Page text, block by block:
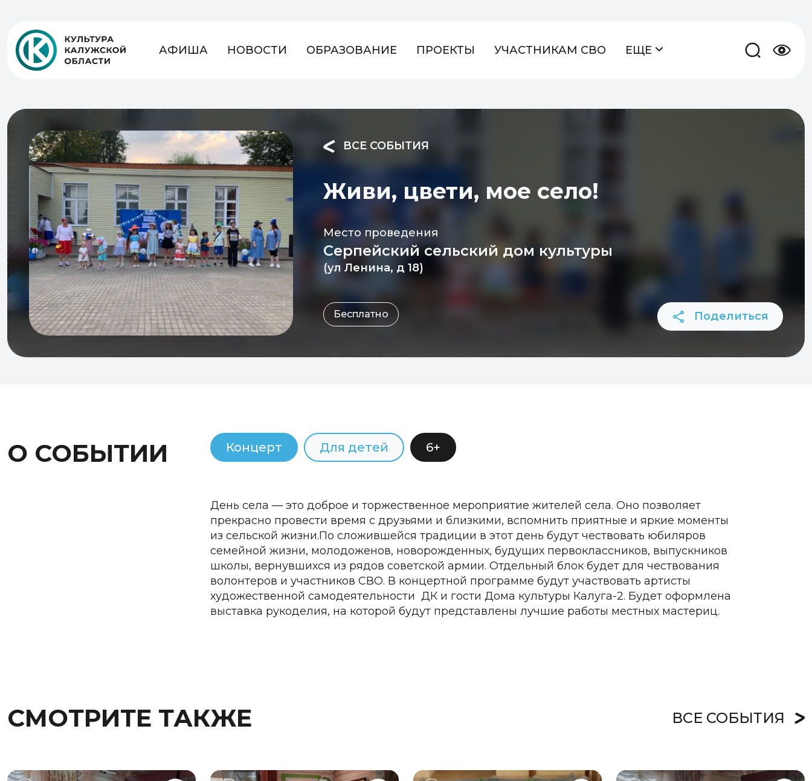
АФИША НОВОСТИ ОБРАЗОВАНИЕ ПРОЕКТЫ УЧАСТНИКАМ СВО ЕЩЕ
ВСЕ СОБЫТИЯ
Живи, цвети, мое село!
Место проведения
Серпейский сельский дом культуры
(ул Ленина, д 18)
Бесплатно Поделиться
О СОБЫТИИ Концерт Для детей 6+
День села — это доброе и торжественное мероприятие жителей села. Оно позволяет
прекрасно провести время с друзьями и близкими, вспомнить приятные и яркие моменты
из сельской жизни.По сложившейся традиции в этот день будут чествовать юбиляров
семейной жизни, молодоженов, новорожденных, будущих первоклассников, выпускников
школы, вернувшихся из рядов советской армии. Отдельный блок будет для чествования
волонтеров и участников СВО. В концертной программе будут участвовать артисты
художественной самодеятельности ДК и гости Дома культуры Калуга-2. Будет оформлена
выставка рукоделия, на которой будут представлены лучшие работы местных мастериц.
СМОТРИТЕ ТАКЖЕ ВСЕ СОБЫТИЯ